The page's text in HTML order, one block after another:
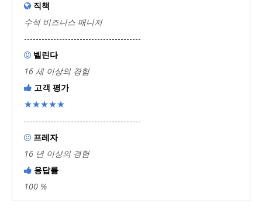
 직책
수석 비즈니스 매니저
----------------------------------------
 벨린다
16 세 이상의 경험
 고객 평가
★★★★★
----------------------------------------
 프레자
16 년 이상의 경험
 응답률
100 %